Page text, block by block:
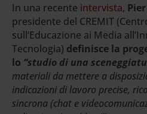
In una recente intervista,
presidente del CREMIT
sull’Educazione ai Media
Tecnologia) definisce la
lo “studio di una
materiali da mettere a
indicazioni di lavoro precise,
sincrona (chat e